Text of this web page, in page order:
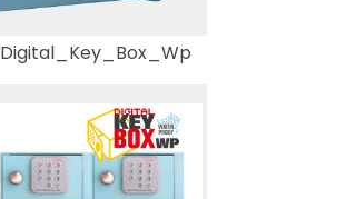
Digital_Key_Box_Wp